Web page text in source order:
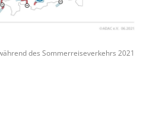
des Sommerreiseverkehrs 2021